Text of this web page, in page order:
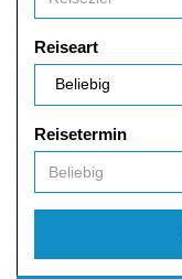
Reiseart
Reisetermin